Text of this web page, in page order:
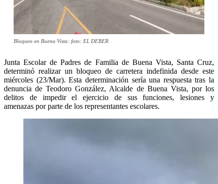
Bloqueo en Buena Vista: foto: EL DEBER
Junta Escolar de Padres de Familia de Buena Vista, Santa Cruz,
determinó realizar un bloqueo de carretera indefinida desde este
miércoles (23/Mar). Esta determinación sería una respuesta tras la
denuncia de Teodoro González, Alcalde de Buena Vista, por los
delitos de impedir el ejercicio de sus funciones, lesiones y
amenazas por parte de los representantes escolares.